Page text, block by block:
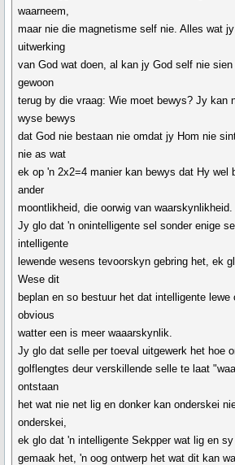
waarneem,
maar nie die magnetisme self nie. Alles wat
uitwerking
van God wat doen, al kan jy God self nie
gewoon
terug by die vraag: Wie moet bewys? Jy kan
wyse bewys
dat God nie bestaan nie omdat jy Hom nie
nie as wat
ek op 'n 2x2=4 manier kan bewys dat Hy wel
ander
moontlikheid, die oorwig van waarskynlikheid.
Jy glo dat 'n onintelligente sel sonder enige
intelligente
lewende wesens tevoorskyn gebring het, ek
Wese dit
beplan en so bestuur het dat intelligente lewe
obvious
watter een is meer waaarskynlik.
Jy glo dat selle per toeval uitgewerk het hoe
golflengtes deur verskillende selle te laat
ontstaan
het wat nie net lig en donker kan onderskei
onderskei,
ek glo dat 'n intelligente Sekpper wat lig en
gemaak het, 'n oog ontwerp het wat dit kan